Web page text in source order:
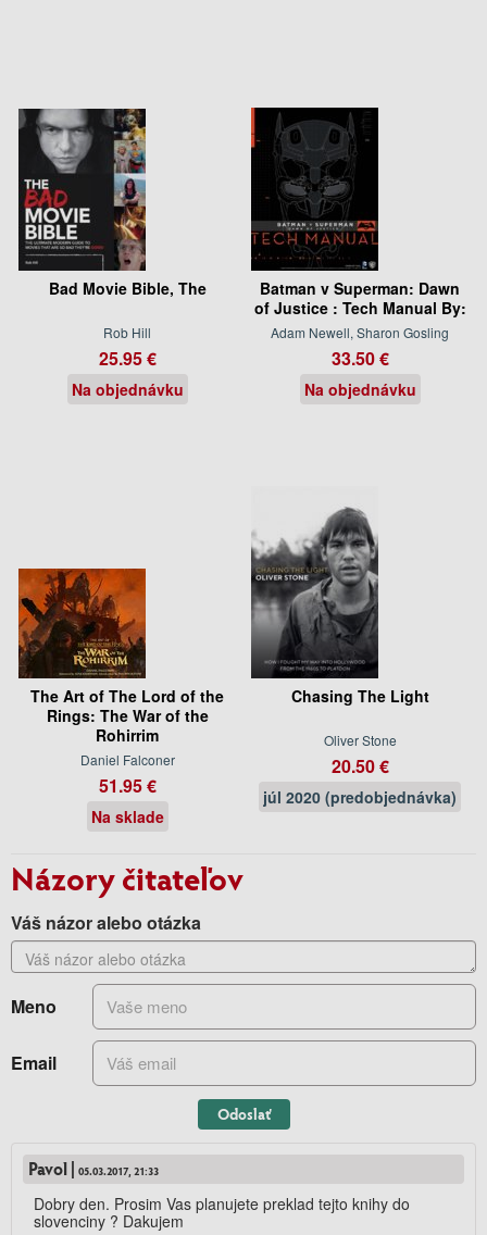
Bad Movie Bible, The
Rob Hill
25.95 €
Na objednávku
Batman v Superman: Dawn
of Justice : Tech Manual By:
Adam Newell, Sharon Gosling
33.50 €
Na objednávku
The Art of The Lord of the
Rings: The War of the
Rohirrim
Daniel Falconer
51.95 €
Na sklade
Chasing The Light
Oliver Stone
20.50 €
júl 2020 (predobjednávka)
Názory čitateľov
Váš názor alebo otázka
Meno
Email
Odoslať
Pavol | 05.03.2017, 21:33
Dobry den. Prosim Vas planujete preklad tejto knihy do
slovenciny ? Dakujem